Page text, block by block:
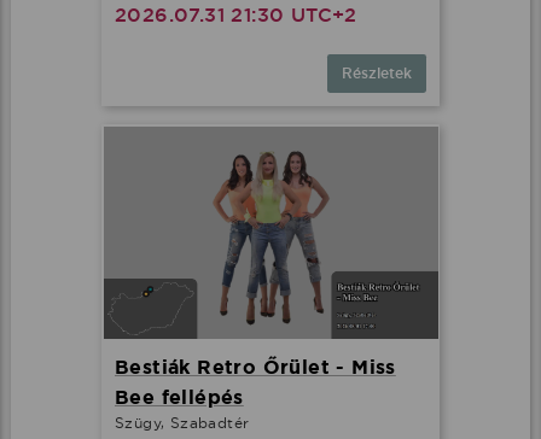
2026.07.31 21:30 UTC+2
Részletek
Bestiák Retro Őrület - Miss
Bee fellépés
Szügy, Szabadtér